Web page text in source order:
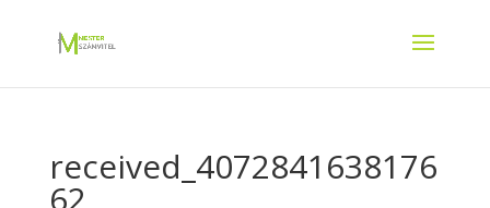
received_4072841638176
62